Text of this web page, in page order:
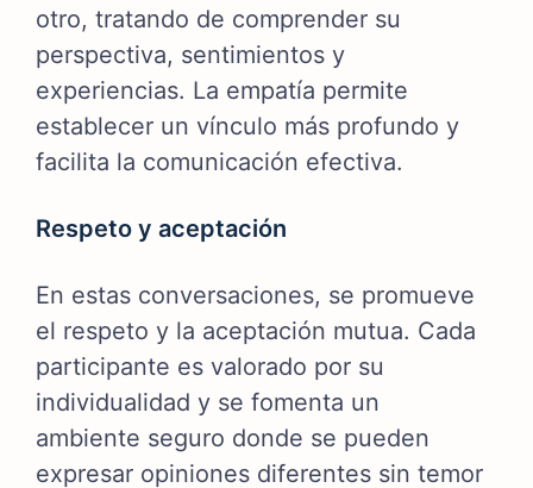
otro, tratando de comprender su
perspectiva, sentimientos y
experiencias. La empatía permite
establecer un vínculo más profundo y
facilita la comunicación efectiva.
Respeto y aceptación
En estas conversaciones, se promueve
el respeto y la aceptación mutua. Cada
participante es valorado por su
individualidad y se fomenta un
ambiente seguro donde se pueden
expresar opiniones diferentes sin temor